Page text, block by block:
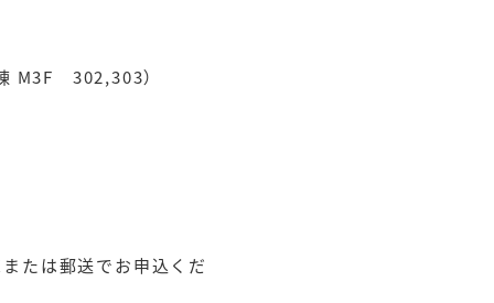
M3F 302,303）
たは郵送でお申込くだ